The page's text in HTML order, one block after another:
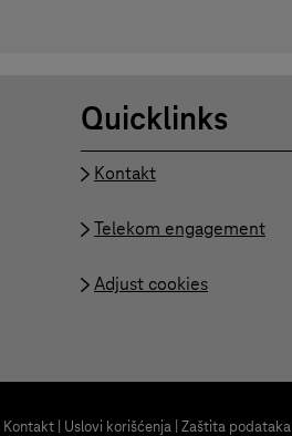
Quicklinks
Kontakt
Telekom engagement
Adjust cookies
Kontakt Uslovi korišćenja Zaštita podataka